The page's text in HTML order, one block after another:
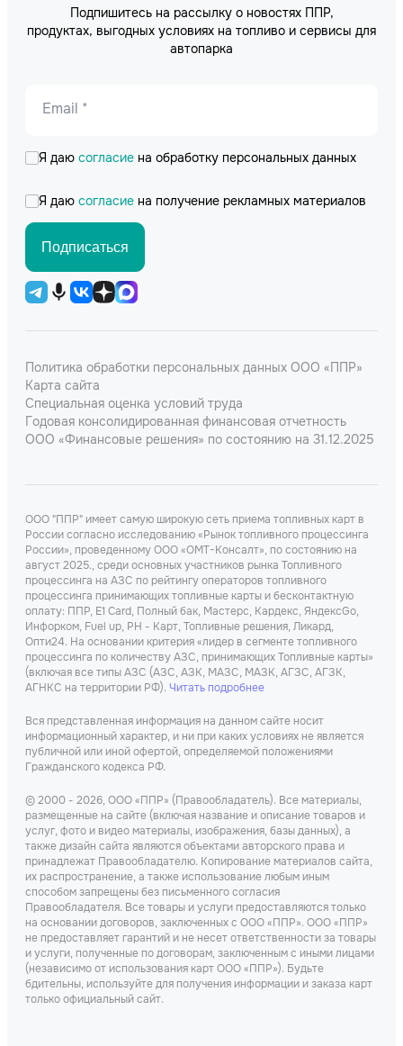
Подпишитесь на рассылку о новостях ППР,
продуктах, выгодных условиях на топливо и сервисы для
автопарка
Email *
Я даю согласие на обработку персональных данных
Я даю согласие на получение рекламных материалов
Подписаться
Политика обработки персональных данных ООО «ППР»
Карта сайта
Специальная оценка условий труда
Годовая консолидированная финансовая отчетность
ООО «Финансовые решения» по состоянию на 31.12.2025
ООО "ППР" имеет самую широкую сеть приема топливных карт в
России согласно исследованию «Рынок топливного процессинга
России», проведенному ООО «ОМТ-Консалт», по состоянию на
август 2025., среди основных участников рынка Топливного
процессинга на АЗС по рейтингу операторов топливного
процессинга принимающих топливные карты и бесконтактную
оплату: ППР, Е1 Card, Полный бак, Мастерс, Кардекс, ЯндексGo,
Инфорком, Fuel up, РН - Карт, Топливные решения, Ликард,
Опти24. На основании критерия «лидер в сегменте топливного
процессинга по количеству АЗС, принимающих Топливные карты»
(включая все типы АЗС (АЗС, АЗК, МАЗС, МАЗК, АГЗС, АГЗК,
АГНКС на территории РФ). Читать подробнее
Вся представленная информация на данном сайте носит
информационный характер, и ни при каких условиях не является
публичной или иной офертой, определяемой положениями
Гражданского кодекса РФ.
© 2000 - 2026, ООО «ППР» (Правообладатель). Все материалы,
размещенные на сайте (включая название и описание товаров и
услуг, фото и видео материалы, изображения, базы данных), а
также дизайн сайта являются объектами авторского права и
принадлежат Правообладателю. Копирование материалов сайта,
их распространение, а также использование любым иным
способом запрещены без письменного согласия
Правообладателя. Все товары и услуги предоставляются только
на основании договоров, заключенных с ООО «ППР». ООО «ППР»
не предоставляет гарантий и не несет ответственности за товары
и услуги, полученные по договорам, заключенным с иными лицами
(независимо от использования карт ООО «ППР»). Будьте
бдительны, используйте для получения информации и заказа карт
только официальный сайт.